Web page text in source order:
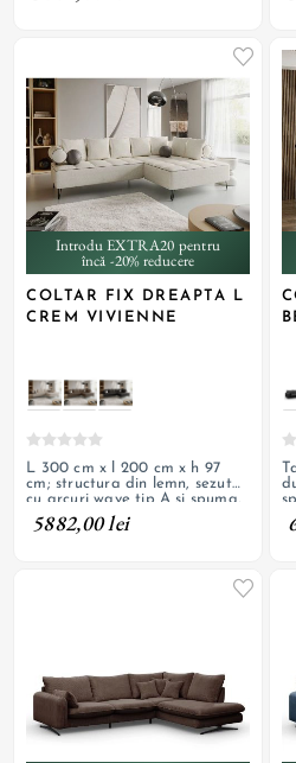
Introdu EXTRA20 pentru
încă -20% reducere
COLTAR FIX DREAPTA L
CREM VIVIENNE
L 300 cm x l 200 cm x h 97
cm; structura din lemn, sezut
cu arcuri wave tip A si spuma,
tapiterie din textil boucle, tiv
decorativ de contrast din piele
5882,00 lei